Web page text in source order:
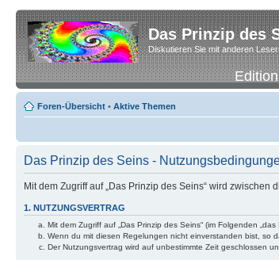
Das Prinzip des
Diskutieren Sie mit anderen
Foren-Übersicht • Aktive Themen
Das Prinzip des Seins -
Mit dem Zugriff auf „Das Prinzip des Seins“ wird
1. NUTZUNGSVERTRAG
Mit dem Zugriff auf „Das Prinzip des Seins“ (im Folgenden
Wenn du mit diesen Regelungen nicht einverstanden bist, so
Der Nutzungsvertrag wird auf unbestimmte Zeit geschlossen